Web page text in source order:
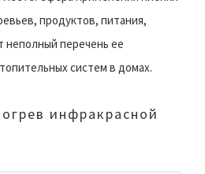
продуктов, питания,
неполный перечень ее
систем в домах.
инфракрасной